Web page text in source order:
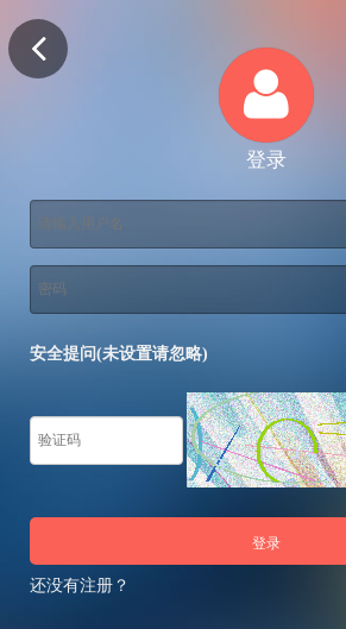
登录
安全提问(未设置请忽略)
登录
还没有注册？